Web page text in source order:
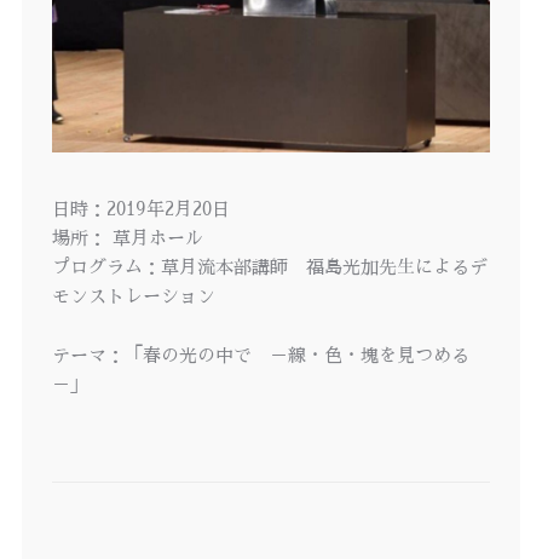
日時：2019年2月20日
場所： 草月ホール
プログラム：草月流本部講師 福島光加先生によるデ
モンストレーション
テーマ：「春の光の中で －線・色・塊を見つめる
－」